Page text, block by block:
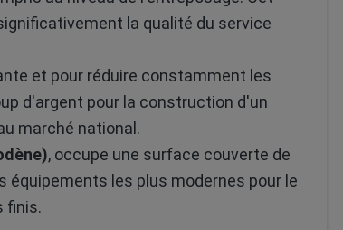
la qualité du service
et pour réduire constamment les
d'argent pour la construction d'un
marché national.
, occupe une surface couverte de
équipements les plus modernes pour le
finis.